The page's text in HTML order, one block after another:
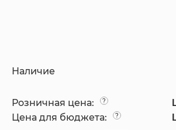
Наличие
Розничная цена: ?
Цена для бюджета: ?